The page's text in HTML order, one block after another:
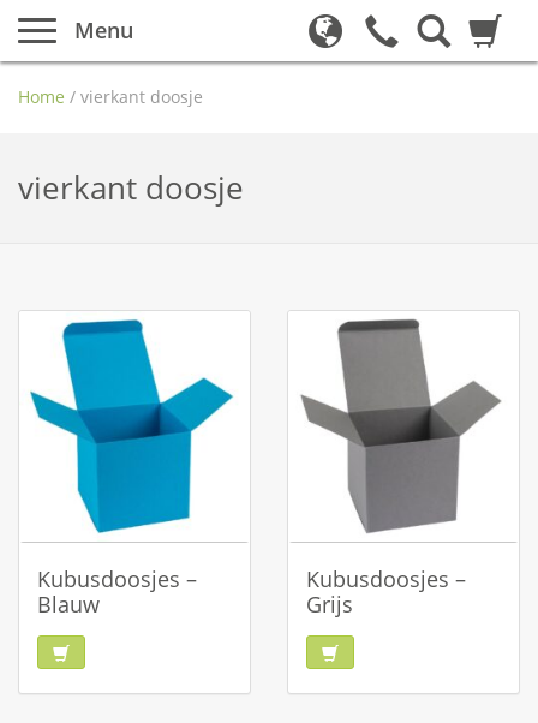
Menu
Home / vierkant doosje
vierkant doosje
Kubusdoosjes –
Blauw
Kubusdoosjes –
Grijs